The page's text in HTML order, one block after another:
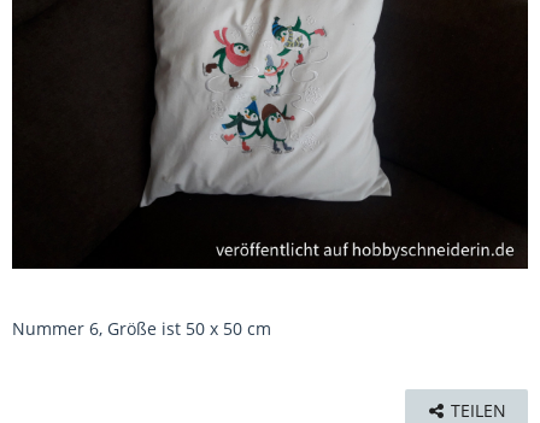
Nummer 6, Größe ist 50 x 50 cm
TEILEN